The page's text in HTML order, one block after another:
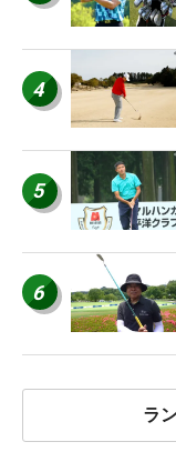
4
5
6
ラ